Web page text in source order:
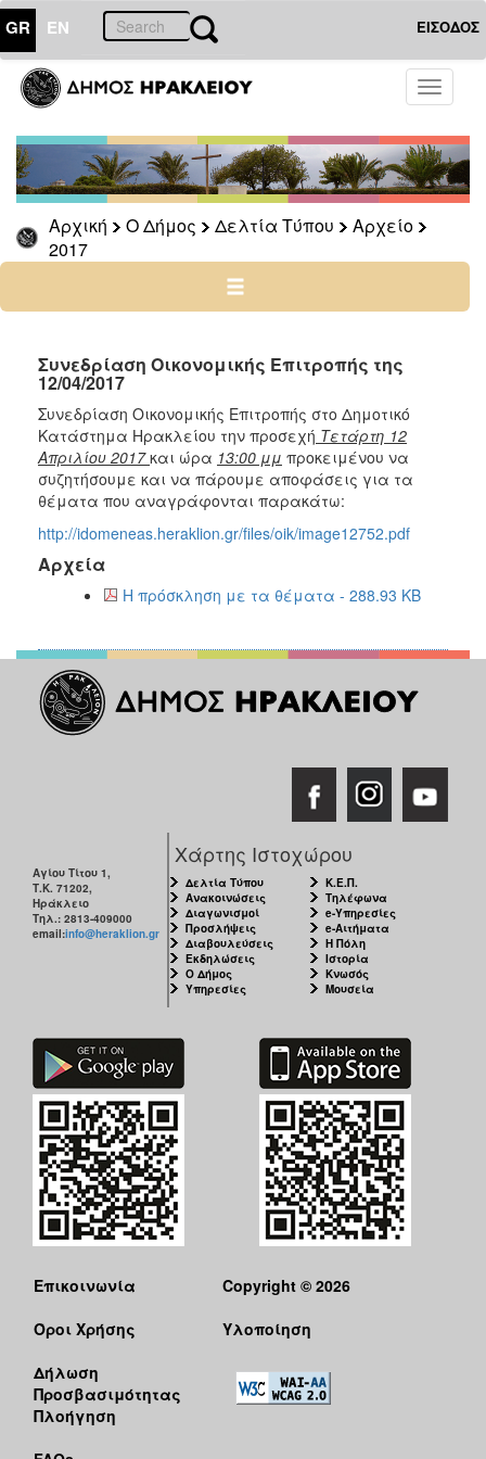
GR EN ΕΙΣΟΔΟΣ
Toggle
Αρχική Ο Δήμος Δελτία Τύπου
Αρχείο
2017
ΔΗΜΟΣ
Δελτία
Τύπου
Αρχείο
2026
2025
2022
2021
2020
2019
2018
2016
2015
2012
2011
2010
ΤΟΠΟΣ
ΜΑΣ
ΠΟΛΙΤΙΣΜΟΣ
Συνεδρίαση Οικονομικής Επιτροπής της
12/04/2017
Συνεδρίαση Οικονομικής Επιτροπής στο Δημοτικό
Κατάστημα Ηρακλείου την προσεχή Τετάρτη 12
Απριλίου 2017και ώρα 13:00 μμ προκειμένου να
συζητήσουμε και να πάρουμε αποφάσεις για τα
θέματα που αναγράφονται παρακάτω:
http://idomeneas.heraklion.gr/files/oik/image12752.pdf
Αρχεία
Η πρόσκληση με τα θέματα - 288.93 KB
Αγίου Τίτου 1,
Τ.Κ. 71202,
Ηράκλειο
Τηλ.: 2813-409000
email:info@heraklion.gr
Χάρτης Ιστοχώρου
Δελτία Τύπου
Ανακοινώσεις
Διαγωνισμοί
Προσλήψεις
Διαβουλεύσεις
Εκδηλώσεις
Ο Δήμος
Υπηρεσίες
Κ.Ε.Π.
Τηλέφωνα
e-Υπηρεσίες
e-Αιτήματα
Η Πόλη
Ιστορία
Κνωσός
Μουσεία
Επικοινωνία
Όροι Χρήσης
Δήλωση
Προσβασιμότητας
Πλοήγηση
Copyright © 2026
Υλοποίηση